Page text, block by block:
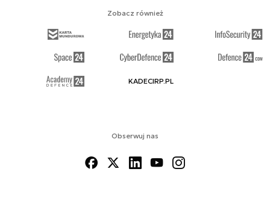
Obserwuj nas
Zobacz również
KADECIRP.PL